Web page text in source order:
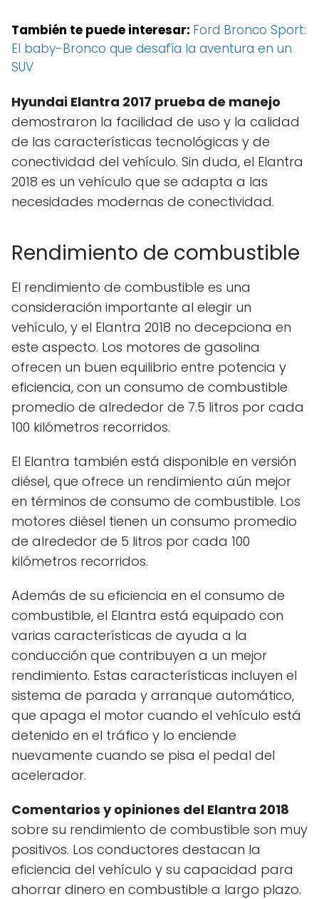
También te puede interesar: Ford Bronco Sport:
El baby-Bronco que desafía la aventura en un
SUV
Hyundai Elantra 2017 prueba de manejo
demostraron la facilidad de uso y la calidad
de las características tecnológicas y de
conectividad del vehículo. Sin duda, el Elantra
2018 es un vehículo que se adapta a las
necesidades modernas de conectividad.
Rendimiento de combustible
El rendimiento de combustible es una
consideración importante al elegir un
vehículo, y el Elantra 2018 no decepciona en
este aspecto. Los motores de gasolina
ofrecen un buen equilibrio entre potencia y
eficiencia, con un consumo de combustible
promedio de alrededor de 7.5 litros por cada
100 kilómetros recorridos.
El Elantra también está disponible en versión
diésel, que ofrece un rendimiento aún mejor
en términos de consumo de combustible. Los
motores diésel tienen un consumo promedio
de alrededor de 5 litros por cada 100
kilómetros recorridos.
Además de su eficiencia en el consumo de
combustible, el Elantra está equipado con
varias características de ayuda a la
conducción que contribuyen a un mejor
rendimiento. Estas características incluyen el
sistema de parada y arranque automático,
que apaga el motor cuando el vehículo está
detenido en el tráfico y lo enciende
nuevamente cuando se pisa el pedal del
acelerador.
Comentarios y opiniones del Elantra 2018
sobre su rendimiento de combustible son muy
positivos. Los conductores destacan la
eficiencia del vehículo y su capacidad para
ahorrar dinero en combustible a largo plazo.